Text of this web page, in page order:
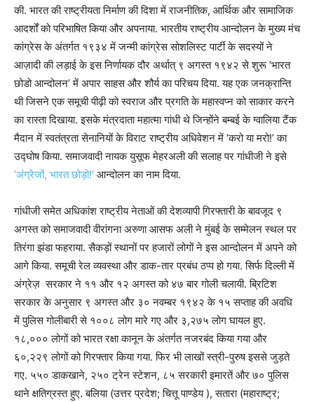
की. भारत की राष्ट्रीयता निर्माण की दिशा में राजनीतिक, आर्थिक और सामाजिक
आदर्शों को परिभाषित किया और अपनाया. भारतीय राष्ट्रीय आन्दोलन के मुख्य मंच
कांग्रेस के अंतर्गत १९३४ में जन्मी कांग्रेस सोशलिस्ट पार्टी के सदस्यों ने
आज़ादी की लड़ाई के इस निर्णायक दौर अर्थात् ९ अगस्त १९४२ से शुरू ‘भारत
छोडो आन्दोलन’ में अपार साहस और शौर्य का परिचय दिया. यह एक जनक्रान्ति
थी जिसने एक समूची पीढ़ी को स्वराज और प्रगति के महास्वप्न को साकार करने
का रास्ता दिखाया. इसके मंत्रदाता महात्मा गांधी थे जिन्होंने बम्बई के ग्वालिया टैंक
मैदान में स्वतंत्रता सेनानियों के विराट राष्ट्रीय अधिवेशन में ‘करो या मरो!’ का
उद्घोष किया. समाजवादी नायक युसूफ मेहरअली की सलाह पर गांधीजी ने इसे
‘अंग्रेजों, भारत छोड़ो!’ आन्दोलन का नाम दिया.
गांधीजी समेत अधिकांश राष्ट्रीय नेताओं की देशव्यापी गिरफ्तारी के बावजूद ९
अगस्त को समाजवादी वीरांगना अरुणा आसफ अली ने मुंबई के सम्मेलन स्थल पर
तिरंगा झंडा फहराया. सैकड़ों स्थानों पर हजारों लोगों ने इस आन्दोलन में अपने को
आगे किया. समूची रेल व्यवस्था और डाक-तार प्रबंध ठप्प हो गया. सिर्फ दिल्ली में
अंग्रेज़ सरकार ने ११ और १२ अगस्त को ४७ बार गोली चलायी. ब्रिटिश
सरकार के अनुसार ९ अगस्त और ३० नवम्बर १९४२ के १५ सप्ताह की अवधि
में पुलिस गोलीबारी से १००८ लोग मारे गए और ३,२७५ लोग घायल हुए.
१८,००० लोगों को भारत रक्षा कानून के अंतर्गत नजरबंद किया गया और
६०,२२९ लोगों को गिरफ्तार किया गया. फिर भी लाखों स्त्री-पुरुष इससे जुड़ते
गए. ५५० डाकखाने, २५० ट्रेन स्टेशन, ८५ सरकारी इमारतें और ७० पुलिस
थाने क्षतिग्रस्त हुए. बलिया (उत्तर प्रदेश; चित्तू पाण्डेय ), सतारा (महाराष्ट्र;